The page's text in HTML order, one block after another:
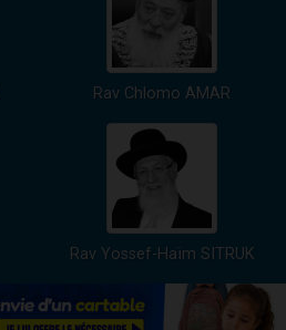
Rav Chlomo AMAR
Rav Yossef-Haïm SITRUK